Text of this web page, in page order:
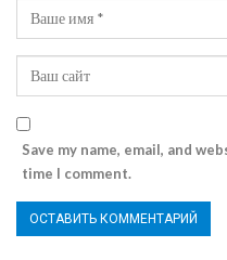
Save my name, email, and
time I comment.